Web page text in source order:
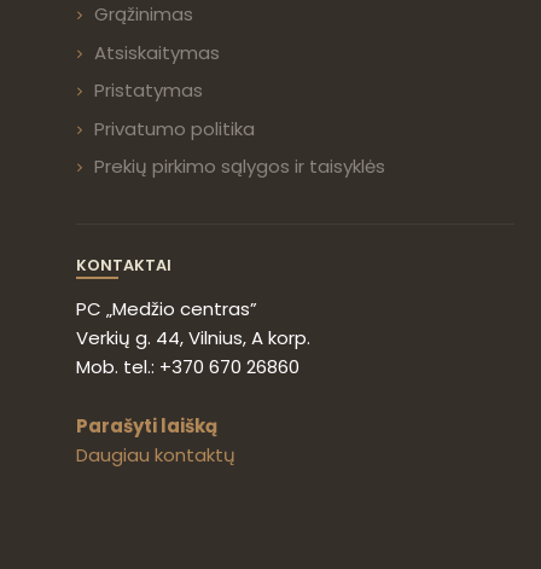
Grąžinimas
Atsiskaitymas
Pristatymas
Privatumo politika
Prekių pirkimo sąlygos ir taisyklės
KONTAKTAI
PC „Medžio centras”
Verkių g. 44, Vilnius, A korp.
Mob. tel.: +370 670 26860
Parašyti laišką
Daugiau kontaktų